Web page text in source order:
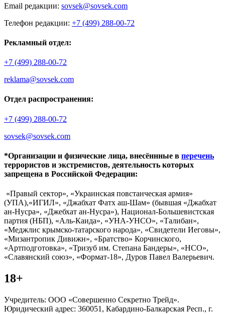
Email редакции: sovsek@sovsek.com
Телефон редакции: +7 (499) 288-00-72
Рекламный отдел:
+7 (499) 288-00-72
reklama@sovsek.com
Отдел распространения:
+7 (499) 288-00-72
sovsek@sovsek.com
*Организации и физические лица, внесённные в перечень
террористов и экстремистов, деятельность которых
запрещена в Российской Федерации:
«Правый сектор», «Украинская повстанческая армия»
(УПА),«ИГИЛ», «Джабхат Фатх аш-Шам» (бывшая «Джабхат
ан-Нусра», «Джебхат ан-Нусра»), Национал-Большевистская
партия (НБП), «Аль-Каида», «УНА-УНСО», «Талибан»,
«Меджлис крымско-татарского народа», «Свидетели Иеговы»,
«Мизантропик Дивижн», «Братство» Корчинского,
«Артподготовка», «Тризуб им. Степана Бандеры», «НСО»,
«Славянский союз», «Формат-18», Дуров Павел Валерьевич.
18+
Учредитель: ООО «Совершенно Секретно Трейд».
Юридический адрес: 360051, Кабардино-Балкарская Респ., г.